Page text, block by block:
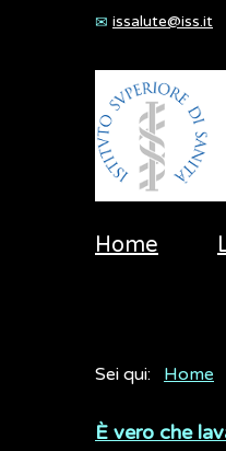
issalute@iss.it
Home
Sei qui: Home
È vero che